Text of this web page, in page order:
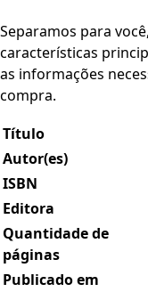
Separamos para
características
as informações
compra.
Título
Autor(es)
ISBN
Editora
Quantidade de
páginas
Publicado em